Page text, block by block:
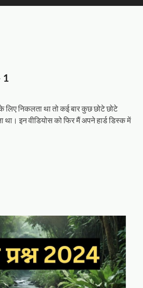
1
निकलता था तो कई बार कुछ छोटे छोटे
था। इन वीडियोस को फिर मैं अपने हार्ड डिस्क में